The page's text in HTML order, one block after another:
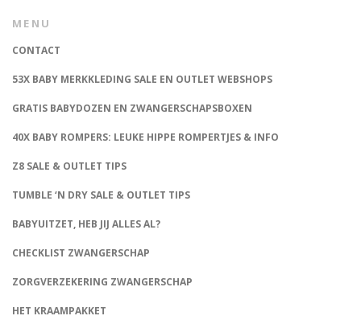
MENU
CONTACT
53X BABY MERKKLEDING SALE EN OUTLET WEBSHOPS
GRATIS BABYDOZEN EN ZWANGERSCHAPSBOXEN
40X BABY ROMPERS: LEUKE HIPPE ROMPERTJES & INFO
Z8 SALE & OUTLET TIPS
TUMBLE ‘N DRY SALE & OUTLET TIPS
BABYUITZET, HEB JIJ ALLES AL?
CHECKLIST ZWANGERSCHAP
ZORGVERZEKERING ZWANGERSCHAP
HET KRAAMPAKKET